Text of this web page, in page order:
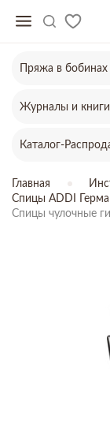
Пряжа в бобинах
Журналы и книги
Каталог-
Главная
Спицы ADDI
Спицы чулочные